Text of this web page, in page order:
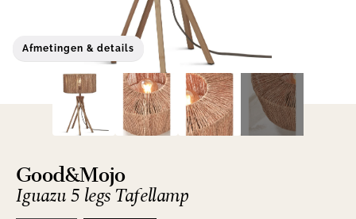
Afmetingen & details
Good&Mojo
Iguazu 5 legs Tafellamp